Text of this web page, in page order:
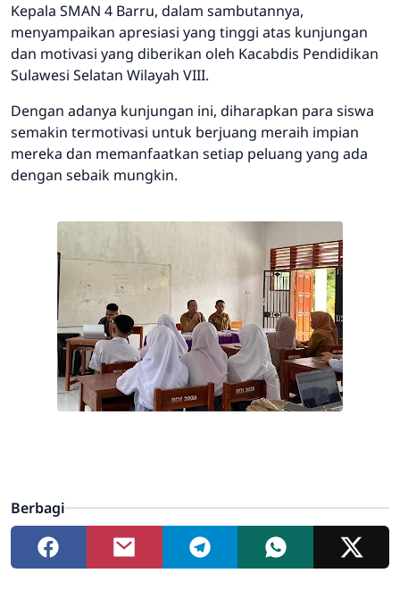
Kepala SMAN 4 Barru, dalam sambutannya,
menyampaikan apresiasi yang tinggi atas kunjungan
dan motivasi yang diberikan oleh Kacabdis Pendidikan
Sulawesi Selatan Wilayah VIII.
Dengan adanya kunjungan ini, diharapkan para siswa
semakin termotivasi untuk berjuang meraih impian
mereka dan memanfaatkan setiap peluang yang ada
dengan sebaik mungkin.
Berbagi